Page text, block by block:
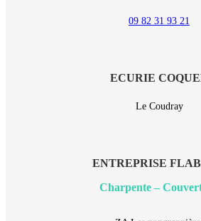
09 82 31 93 21
ECURIE
Le Coudray
ENTREPRISE
Charpente –